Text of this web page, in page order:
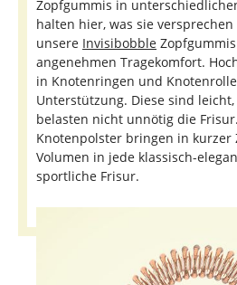
Zopfgummis in
halten hier, was sie
unsere Invisibobble
angenehmen Tragekomfort.
in Knotenringen und
Unterstützung. Diese sind
belasten nicht unnötig die
Knotenpolster bringen in kurzer
Volumen in jede klassisch-
sportliche Frisur.